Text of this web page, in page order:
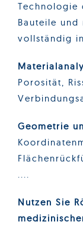
Technologie
Bauteile und
vollständig
Porosität,
Geometrie
....
Nutzen Sie